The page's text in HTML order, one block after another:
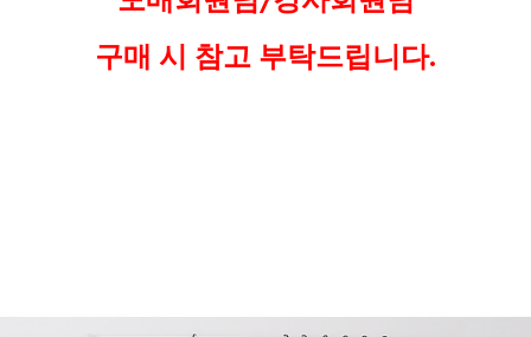
구매 시 참고 부탁드립니다.